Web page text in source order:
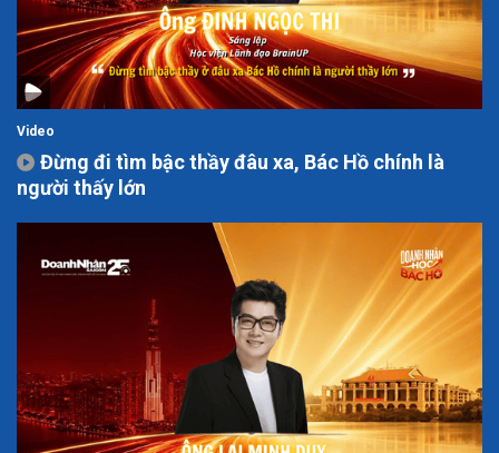
Video
Đừng đi tìm bậc thầy đâu xa, Bác Hồ chính là
người thấy lớn